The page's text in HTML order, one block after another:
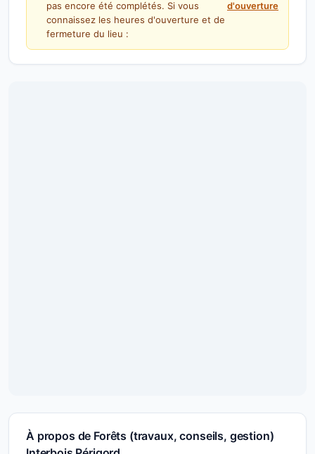
pas encore été complétés. Si vous
connaissez les heures d'ouverture et de
fermeture du lieu :
d'ouverture
À propos de Forêts (travaux, conseils, gestion)